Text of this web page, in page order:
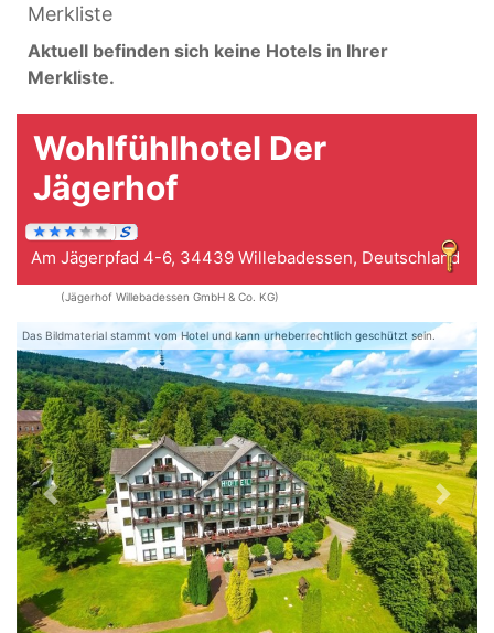
Merkliste
Aktuell befinden sich keine Hotels in Ihrer
Merkliste.
Wohlfühlhotel Der
Jägerhof
Am Jägerpfad 4-6, 34439 Willebadessen, Deutschland
(Jägerhof Willebadessen GmbH & Co. KG)
Das Bildmaterial stammt vom Hotel und kann urheberrechtlich geschützt sein.
Zurück